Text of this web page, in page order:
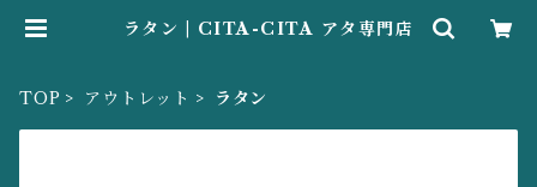
ラタン | CITA-CITA アタ専門店
TOP アウトレット ラタン